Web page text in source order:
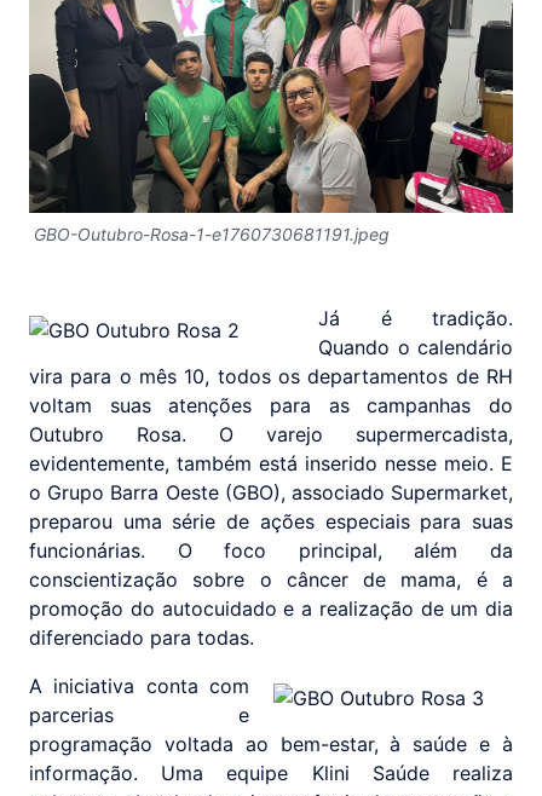
GBO-Outubro-Rosa-1-e1760730681191.jpeg
Já é tradição.
Quando o calendário
vira para o mês 10, todos os departamentos de RH
voltam suas atenções para as campanhas do
Outubro Rosa. O varejo supermercadista,
evidentemente, também está inserido nesse meio. E
o Grupo Barra Oeste (GBO), associado Supermarket,
preparou uma série de ações especiais para suas
funcionárias. O foco principal, além da
conscientização sobre o câncer de mama, é a
promoção do autocuidado e a realização de um dia
diferenciado para todas.
A iniciativa conta com
parcerias e
programação voltada ao bem-estar, à saúde e à
informação. Uma equipe Klini Saúde realiza